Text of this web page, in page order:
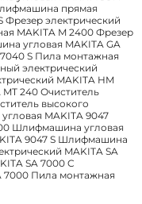
прямая
Фрезер электрический
MAKITA M 2400 Фрезер
угловая MAKITA GA
S Пила монтажная
электрический
MAKITA HM
240 Очиститель
высокого
MAKITA 9047
Шлифмашина угловая
9047 S Шлифмашина
MAKITA SA
SA 7000 C
7000 Пила монтажная